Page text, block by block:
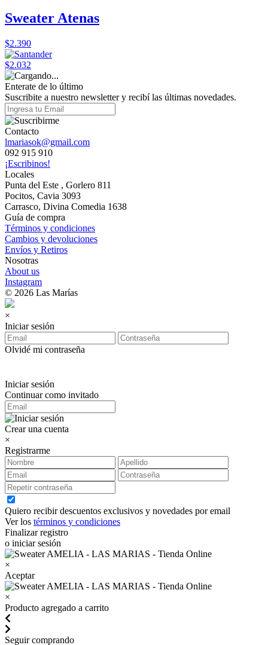
Sweater Atenas
$2.390
$2.032
Enterate de lo último
Suscribite a nuestro newsletter y recibí las últimas novedades.
Contacto
lmariasok@gmail.com
092 915 910
¡Escribinos!
Locales
Punta del Este , Gorlero 811
Pocitos, Cavia 3093
Carrasco, Divina Comedia 1638
Guía de compra
Términos y condiciones
Cambios y devoluciones
Envíos y Retiros
Nosotras
About us
Instagram
© 2026 Las Marías
×
Iniciar sesión
Olvidé mi contraseña
Iniciar sesión
Continuar como invitado
Crear una cuenta
×
Registrarme
Quiero recibir descuentos exclusivos y novedades por email
Ver los términos y condiciones
Finalizar registro
o iniciar sesión
×
Aceptar
×
Producto agregado a carrito
Seguir comprando